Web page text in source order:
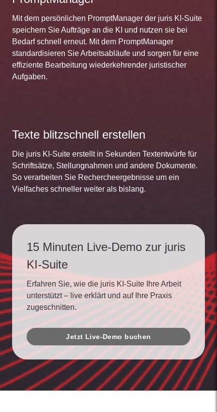
Mit dem persönlichen PromptManager der juris KI-Suite
speichern Sie Aufträge an die KI und nutzen sie bei
Bedarf schnell erneut. Mit dem PromptManager
standardisieren Sie Arbeitsabläufe und sorgen für eine
effiziente Bearbeitung wiederkehrender juristischer
Aufgaben.
Texte blitzschnell erstellen
Die juris KI-Suite erstellt in Sekunden Textentwürfe für
Schriftsätze, Stellungnahmen und andere Dokumente.
So verarbeiten Sie Rechercheergebnisse um ein
Vielfaches schneller weiter als bislang.
15 Minuten Live-Demo zur juris
KI-Suite
Erfahren Sie, wie die juris KI-Suite Ihre Arbeit
unterstützt – live erklärt und auf Ihre Praxis
zugeschnitten.
Jetzt Live-Demo buchen